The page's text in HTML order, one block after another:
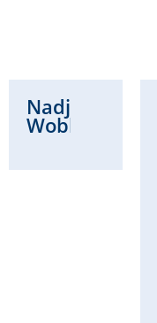
Nadja
Wobbe